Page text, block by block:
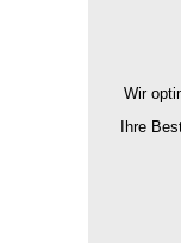
Wir
Ihre